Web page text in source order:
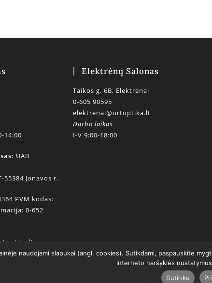
14:00
UAB
55384 Jonavos r.
PVM kodas:
0-652
Elektrėnų Salonas
Taikos g. 6B, Elektrėnai
0-605 90595
elektrenai@ortoptika.lt
Darbo laikas
I-V 9:00-18:00
naudojami slapukai (angl. cookies). Sutikdami, paspauskite
interneto naršyklės
Sutinku